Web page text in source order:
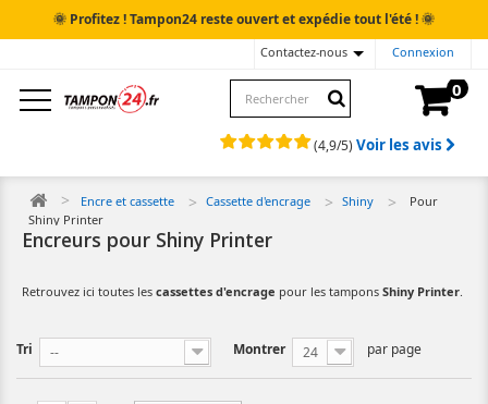
🌞 Profitez ! Tampon24 reste ouvert et expédie tout l'été !🌞
Connexion
Contactez-nous
0
(4,9/5) Voir les avis
Encre et cassette Cassette d'encrage Shiny
Pour
Shiny Printer
Encreurs pour Shiny Printer
Retrouvez ici toutes les cassettes d'encrage pour les tampons Shiny Printer.
Tri -- Montrer 24 par page